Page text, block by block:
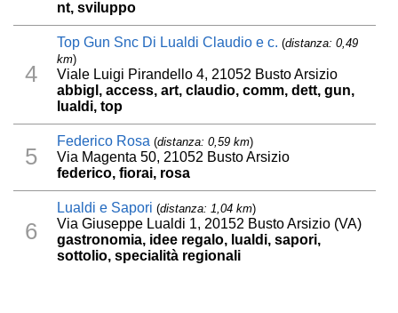
nt, sviluppo
4
Top Gun Snc Di Lualdi Claudio e c. (distanza: 0,49
km)
Viale Luigi Pirandello 4, 21052 Busto Arsizio
abbigl, access, art, claudio, comm, dett, gun,
lualdi, top
5
Federico Rosa (distanza: 0,59 km)
Via Magenta 50, 21052 Busto Arsizio
federico, fiorai, rosa
6
Lualdi e Sapori (distanza: 1,04 km)
Via Giuseppe Lualdi 1, 20152 Busto Arsizio (VA)
gastronomia, idee regalo, lualdi, sapori,
sottolio, specialità regionali